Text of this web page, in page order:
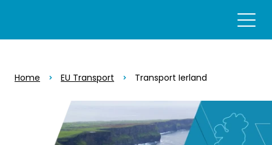
Home EU Transport Transport Ierland